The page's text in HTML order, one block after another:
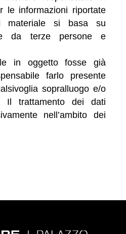
le informazioni riportate
materiale si basa su
da terze persone e
in oggetto fosse già
farlo presente
sopralluogo e/o
Il trattamento dei dati
nell’ambito dei